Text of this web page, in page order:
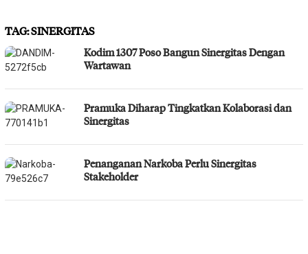
TAG:SINERGITAS
Kodim 1307 Poso Bangun Sinergitas Dengan
Wartawan
Pramuka Diharap Tingkatkan Kolaborasi dan
Sinergitas
Penanganan Narkoba Perlu Sinergitas
Stakeholder